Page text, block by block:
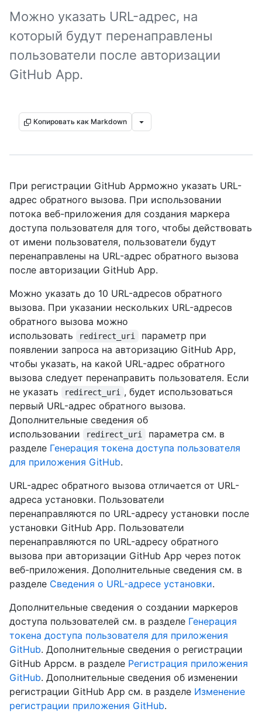
Можно указать URL-адрес, на
который будут перенаправлены
пользователи после авторизации
GitHub App.
Копировать как Markdown
При регистрации GitHub Appможно указать URL-
адрес обратного вызова. При использовании
потока веб-приложения для создания маркера
доступа пользователя для того, чтобы действовать
от имени пользователя, пользователи будут
перенаправлены на URL-адрес обратного вызова
после авторизации GitHub App.
Можно указать до 10 URL-адресов обратного
вызова. При указании нескольких URL-адресов
обратного вызова можно
использовать
redirect_uri
параметр при
появлении запроса на авторизацию GitHub App,
чтобы указать, на какой URL-адрес обратного
вызова следует перенаправить пользователя. Если
не указать
redirect_uri
, будет использоваться
первый URL-адрес обратного вызова.
Дополнительные сведения об
использовании
redirect_uri
параметра см. в
разделе Генерация токена доступа пользователя
для приложения GitHub.
URL-адрес обратного вызова отличается от URL-
адреса установки. Пользователи
перенаправляются по URL-адресу установки после
установки GitHub App. Пользователи
перенаправляются по URL-адресу обратного
вызова при авторизации GitHub App через поток
веб-приложения. Дополнительные сведения см. в
разделе Сведения о URL-адресе установки.
Дополнительные сведения о создании маркеров
доступа пользователей см. в разделе Генерация
токена доступа пользователя для приложения
GitHub. Дополнительные сведения о регистрации
GitHub Appсм. в разделе Регистрация приложения
GitHub. Дополнительные сведения об изменении
регистрации GitHub App см. в разделе Изменение
регистрации приложения GitHub.